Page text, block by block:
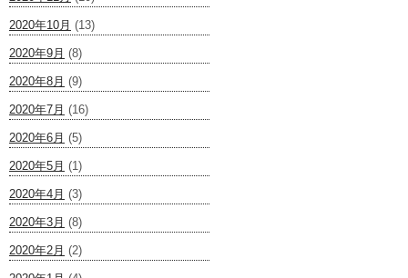
2020年10月 (13)
2020年9月 (8)
2020年8月 (9)
2020年7月 (16)
2020年6月 (5)
2020年5月 (1)
2020年4月 (3)
2020年3月 (8)
2020年2月 (2)